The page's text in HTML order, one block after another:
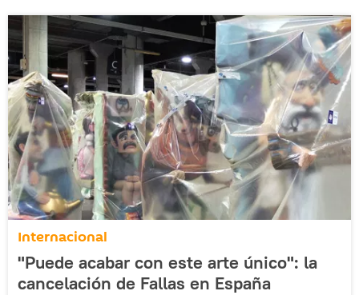
Internacional
"Puede acabar con este arte único": la
cancelación de Fallas en España